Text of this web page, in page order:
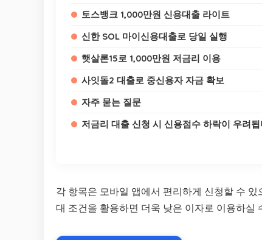
토스뱅크 1,000만원 신용대출 라이트
신한 SOL 마이신용대출로 당일 실행
햇살론15로 1,000만원 저금리 이용
사잇돌2 대출로 중신용자 자금 확보
자주 묻는 질문
저금리 대출 신청 시 신용점수 하락이 우려됩
각 항목은 모바일 앱에서 편리하게 신청할 수
대 조건을 활용하면 더욱 낮은 이자로 이용하실